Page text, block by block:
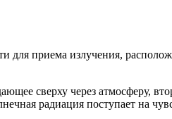
для приема излучения,
сверху через атмосферу,
радиация поступает на